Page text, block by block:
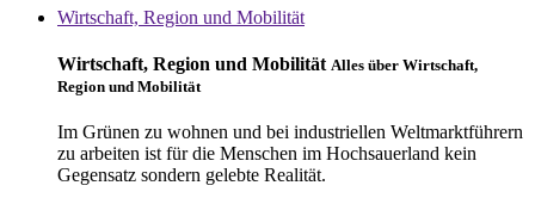
Wirtschaft, Region und Mobilität
Wirtschaft, Region und Mobilität Alles über Wirtschaft,
Region und Mobilität
Im Grünen zu wohnen und bei industriellen Weltmarktführern
zu arbeiten ist für die Menschen im Hochsauerland kein
Gegensatz sondern gelebte Realität.